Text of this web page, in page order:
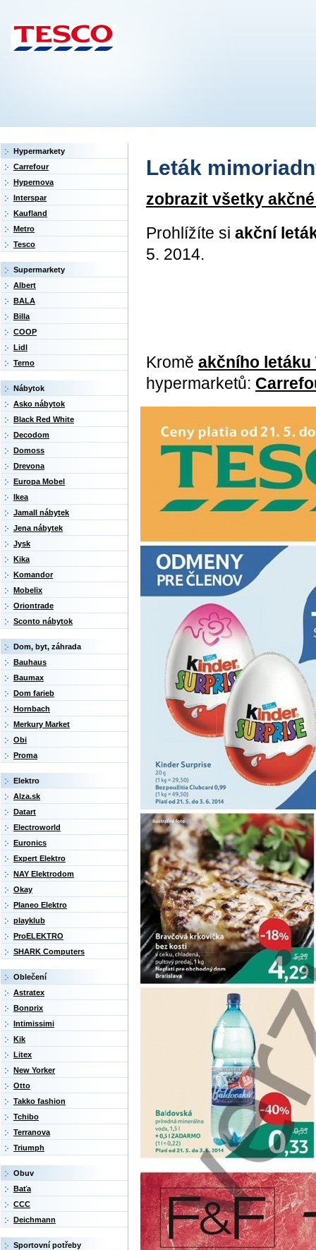
Leták
zobrazit všetky
Prohlížíte si akční
5. 2014.
Kromě akčního letáku
hypermarketů:
Hypermarkety
Carrefour
Hypernova
Interspar
Kaufland
Metro
Tesco
Supermarkety
Albert
BALA
Billa
COOP
Lidl
Terno
Nábytok
Asko nábytok
Black Red White
Decodom
Domoss
Drevona
Europa Mobel
Ikea
Jamall nábytek
Jena nábytek
Jysk
Kika
Komandor
Mobelix
Oriontrade
Sconto nábytok
Dom, byt, záhrada
Bauhaus
Baumax
Dom farieb
Hornbach
Merkury Market
Obi
Proma
Elektro
Alza.sk
Datart
Electroworld
Euronics
Expert Elektro
NAY Elektrodom
Okay
Planeo Elektro
playklub
ProELEKTRO
SHARK Computers
Oblečení
Astratex
Bonprix
Intimissimi
Kik
Litex
New Yorker
Otto
Takko fashion
Tchibo
Terranova
Triumph
Obuv
Baťa
CCC
Deichmann
Sportovní potřeby